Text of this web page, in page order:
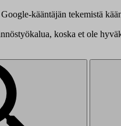
kääntäjän tekemistä
koska et ole